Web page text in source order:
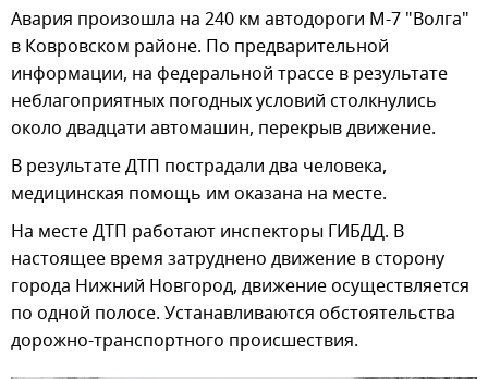
Авария произошла на 240 км автодороги М-7 "Волга"
в Ковровском районе. По предварительной
информации, на федеральной трассе в результате
неблагоприятных погодных условий столкнулись
около двадцати автомашин, перекрыв движение.
В результате ДТП пострадали два человека,
медицинская помощь им оказана на месте.
На месте ДТП работают инспекторы ГИБДД. В
настоящее время затруднено движение в сторону
города Нижний Новгород, движение осуществляется
по одной полосе. Устанавливаются обстоятельства
дорожно-транспортного происшествия.